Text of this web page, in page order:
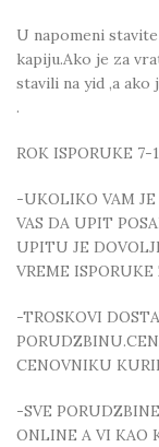
U napomeni
kapiju.Ako je za
stavili na yid ,a ako
.
ROK ISPORUKE
-UKOLIKO VAM
VAS DA UPIT
UPITU JE
VREME
-TROSKOVI
CENOVNIKU
-SVE
ONLINE A VI KAO